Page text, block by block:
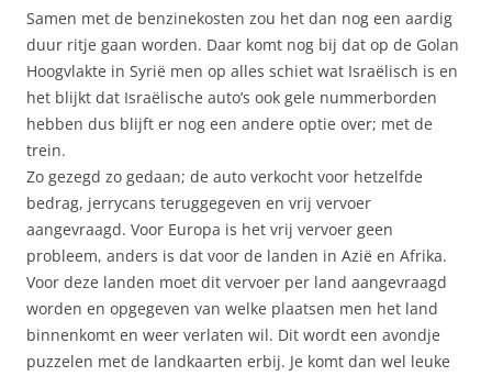
Samen met de benzinekosten zou het dan nog een aardig
duur ritje gaan worden. Daar komt nog bij dat op de Golan
Hoogvlakte in Syrië men op alles schiet wat Israëlisch is en
het blijkt dat Israëlische auto’s ook gele nummerborden
hebben dus blijft er nog een andere optie over; met de
trein.
Zo gezegd zo gedaan; de auto verkocht voor hetzelfde
bedrag, jerrycans teruggegeven en vrij vervoer
aangevraagd. Voor Europa is het vrij vervoer geen
probleem, anders is dat voor de landen in Azië en Afrika.
Voor deze landen moet dit vervoer per land aangevraagd
worden en opgegeven van welke plaatsen men het land
binnenkomt en weer verlaten wil. Dit wordt een avondje
puzzelen met de landkaarten erbij. Je komt dan wel leuke